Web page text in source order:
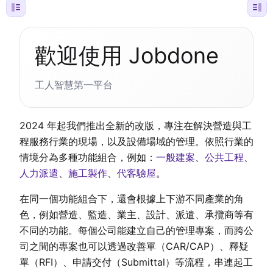
歡迎使用 Jobdone
工人智慧第一平台
2024 年起我們推出全新的改版，專注在解決營造與工
程服務行業的現場，以及設備場域的管理。依照行業的
情境分為多種功能組合，例如： 一般建案、 公共工程、
人力派遣、 施工製作、 代客驗屋。
在同一個功能組合下，還會根據上下游不同產業的角
色，例如營造、監造、業主、設計、派遣、承攬商等有
不同的功能。每個公司能建立自己的管理專案，而跨公
司之間的專案也可以透過改善單（CAR/CAP）、釋疑
單（RFI）、申請交付（Submittal）等流程，串連起工